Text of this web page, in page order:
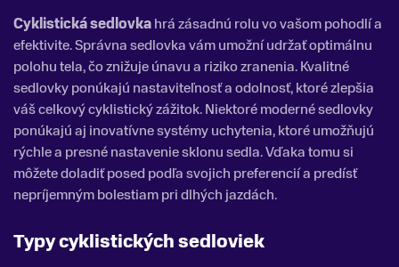
Cyklistická sedlovkahrá zásadnú rolu vo vašom pohodlí a
efektivite. Správna sedlovka vám umožní udržať optimálnu
polohu tela, čo znižuje únavu a riziko zranenia. Kvalitné
sedlovky ponúkajú nastaviteľnosť a odolnosť, ktoré zlepšia
váš celkový cyklistický zážitok. Niektoré moderné sedlovky
ponúkajú aj inovatívne systémy uchytenia, ktoré umožňujú
rýchle a presné nastavenie sklonu sedla. Vďaka tomu si
môžete doladiť posed podľa svojich preferencií a predísť
nepríjemným bolestiam pri dlhých jazdách.
Typy cyklistických sedloviek